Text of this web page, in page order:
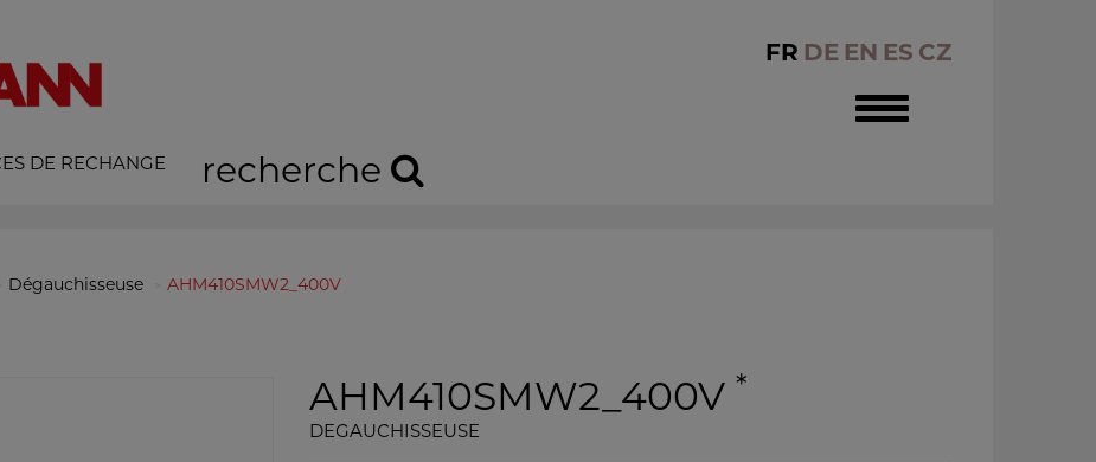
Toggle
navigation
FR DE EN ES CZ
DE RECHANGE recherche
Dégauchisseuse AHM410SMW2_400V
AHM410SMW2_400V *
DEGAUCHISSEUSE